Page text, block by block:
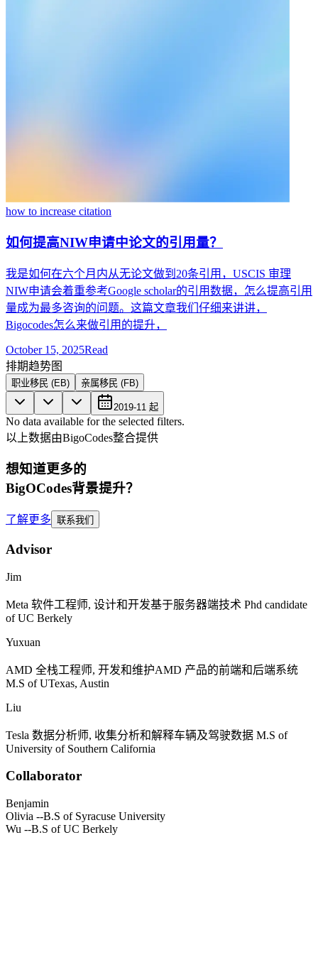
how to increase citation
如何提高NIW申请中论文的引用量？
我是如何在六个月内从无论文做到20条引用，USCIS 审理
NIW申请会着重参考Google scholar的引用数据，怎么提高引用
量成为最多咨询的问题。这篇文章我们仔细来讲讲，
Bigocodes怎么来做引用的提升，
October 15, 2025Read
排期趋势图
职业移民 (EB) 亲属移民 (FB)
2019-11 起
No data available for the selected filters.
以上数据由BigoCodes整合提供
想知道更多的
BigOCodes背景提升？
了解更多 联系我们
Advisor
Jim
Meta 软件工程师, 设计和开发基于服务器端技术 Phd candidate
of UC Berkely
Yuxuan
AMD 全栈工程师, 开发和维护AMD 产品的前端和后端系统
M.S of UTexas, Austin
Liu
Tesla 数据分析师, 收集分析和解释车辆及驾驶数据 M.S of
University of Southern California
Collaborator
Benjamin
Olivia --B.S of Syracuse University
Wu --B.S of UC Berkely